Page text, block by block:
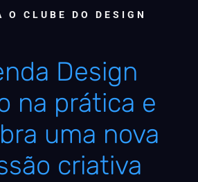
O CLUBE DO DESIGN
Design
na prática e
uma nova
criativa